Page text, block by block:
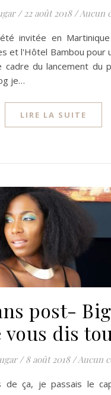
/ 22 août 2018 /Aucun
et l'Hôtel Bambou pour
cadre du lancement du
je…
LIRE LA SUITE
post-
vous dis
/ 8 août 2018 /Aucun